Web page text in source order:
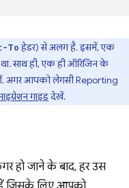
Toहेडर) से अलग है. इसमें, एक
साथ ही, एक ही ऑरिजिन के
अगर आपको लेगसी Reporting
गाइडदेखें.
हो जाने के बाद, हर उस